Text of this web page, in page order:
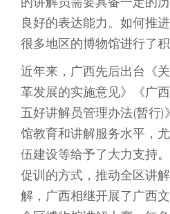
良好的表达能力。如何推
很多地区的博物馆进行了积
近年来，广西先后出台《
革发展的实施意见》《广
五好讲解员管理办法(暂行
馆教育和讲解服务水平，
伍建设等给予了大力支持
促训的方式，推动全区讲
解，广西相继开展了广西